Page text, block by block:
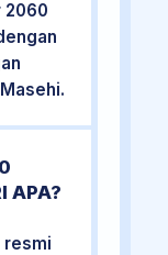
2060
APA?
resmi